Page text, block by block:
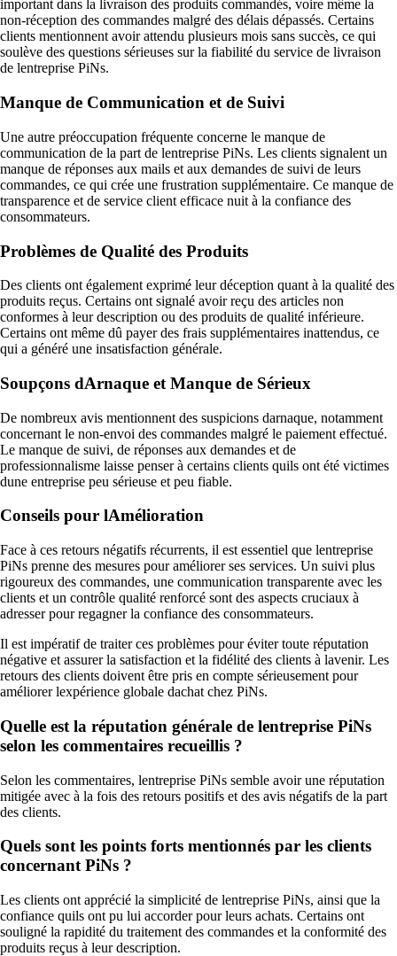
important dans la livraison des produits commandés, voire même la
non-réception des commandes malgré des délais dépassés. Certains
clients mentionnent avoir attendu plusieurs mois sans succès, ce qui
soulève des questions sérieuses sur la fiabilité du service de livraison
de lentreprise PiNs.
Manque de Communication et de Suivi
Une autre préoccupation fréquente concerne le manque de
communication de la part de lentreprise PiNs. Les clients signalent un
manque de réponses aux mails et aux demandes de suivi de leurs
commandes, ce qui crée une frustration supplémentaire. Ce manque de
transparence et de service client efficace nuit à la confiance des
consommateurs.
Problèmes de Qualité des Produits
Des clients ont également exprimé leur déception quant à la qualité des
produits reçus. Certains ont signalé avoir reçu des articles non
conformes à leur description ou des produits de qualité inférieure.
Certains ont même dû payer des frais supplémentaires inattendus, ce
qui a généré une insatisfaction générale.
Soupçons dArnaque et Manque de Sérieux
De nombreux avis mentionnent des suspicions darnaque, notamment
concernant le non-envoi des commandes malgré le paiement effectué.
Le manque de suivi, de réponses aux demandes et de
professionnalisme laisse penser à certains clients quils ont été victimes
dune entreprise peu sérieuse et peu fiable.
Conseils pour lAmélioration
Face à ces retours négatifs récurrents, il est essentiel que lentreprise
PiNs prenne des mesures pour améliorer ses services. Un suivi plus
rigoureux des commandes, une communication transparente avec les
clients et un contrôle qualité renforcé sont des aspects cruciaux à
adresser pour regagner la confiance des consommateurs.
Il est impératif de traiter ces problèmes pour éviter toute réputation
négative et assurer la satisfaction et la fidélité des clients à lavenir. Les
retours des clients doivent être pris en compte sérieusement pour
améliorer lexpérience globale dachat chez PiNs.
Quelle est la réputation générale de lentreprise PiNs
selon les commentaires recueillis ?
Selon les commentaires, lentreprise PiNs semble avoir une réputation
mitigée avec à la fois des retours positifs et des avis négatifs de la part
des clients.
Quels sont les points forts mentionnés par les clients
concernant PiNs ?
Les clients ont apprécié la simplicité de lentreprise PiNs, ainsi que la
confiance quils ont pu lui accorder pour leurs achats. Certains ont
souligné la rapidité du traitement des commandes et la conformité des
produits reçus à leur description.